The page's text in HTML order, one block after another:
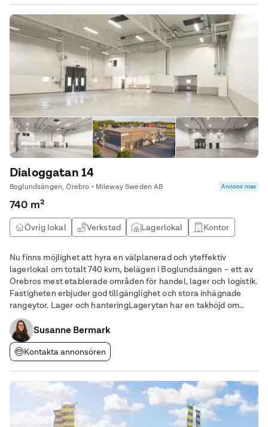
Dialoggatan 14
Boglundsängen, Örebro • Mileway Sweden AB Annons max
740 m²
Övrig lokal Verkstad Lagerlokal Kontor
Nu finns möjlighet att hyra en välplanerad och yteffektiv
lagerlokal om totalt 740 kvm, belägen i Boglundsängen – ett av
Örebros mest etablerade områden för handel, lager och logistik.
Fastigheten erbjuder god tillgänglighet och stora inhägnade
rangeytor. Lager och hanteringLagerytan har en takhöjd om
cirka 5,5 meter och nås via en entré samt två markportar, vilket
ger flexibla möjligheter för
Susanne Bermark
Kontakta annonsören